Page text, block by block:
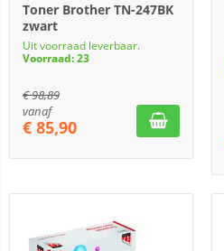
Toner Brother TN-247BK
zwart
Uit voorraad leverbaar.
Voorraad: 23
€98,89
vanaf
€ 85,90